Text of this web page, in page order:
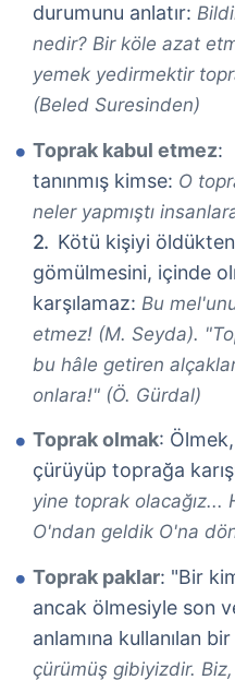
durumunu anlatır:
nedir? Bir köle azat
yemek yedirmektir
(Beled Suresinden)
Toprak kabul etmez:
tanınmış kimse: O
neler yapmıştı
Kötü kişiyi
gömülmesini, içinde
karşılamaz: Bu
etmez! (M. Seyda).
bu hâle getiren
onlara!" (Ö. Gürdal)
Toprak olmak:
çürüyüp toprağa
yine toprak olacağız...
O'ndan geldik O'na
Toprak paklar: "Bir
ancak ölmesiyle son
anlamına kullanılan
çürümüş gibiyizdir.